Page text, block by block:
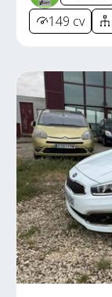
149 cv